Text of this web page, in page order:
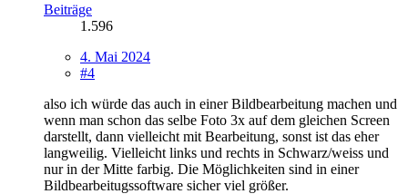
Beiträge
1.596
4. Mai 2024
#4
also ich würde das auch in einer Bildbearbeitung machen und
wenn man schon das selbe Foto 3x auf dem gleichen Screen
darstellt, dann vielleicht mit Bearbeitung, sonst ist das eher
langweilig. Vielleicht links und rechts in Schwarz/weiss und
nur in der Mitte farbig. Die Möglichkeiten sind in einer
Bildbearbeitugssoftware sicher viel größer.